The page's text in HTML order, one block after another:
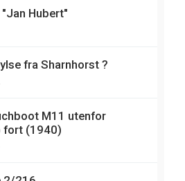
Hubert"
fra Sharnhorst ?
M11 utenfor
fort (1940)